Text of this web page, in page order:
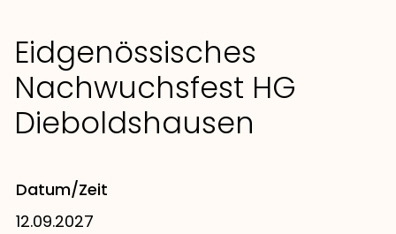
Eidgenössisches
Nachwuchsfest HG
Dieboldshausen
Datum/Zeit
12.09.2027